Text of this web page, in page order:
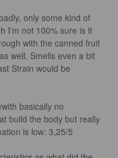
only some kind of
I'm not 100% sure is it
with the canned fruit
well. Smells even a bit
Strain would be
basically no
build the body but really
is low: 3,25/5